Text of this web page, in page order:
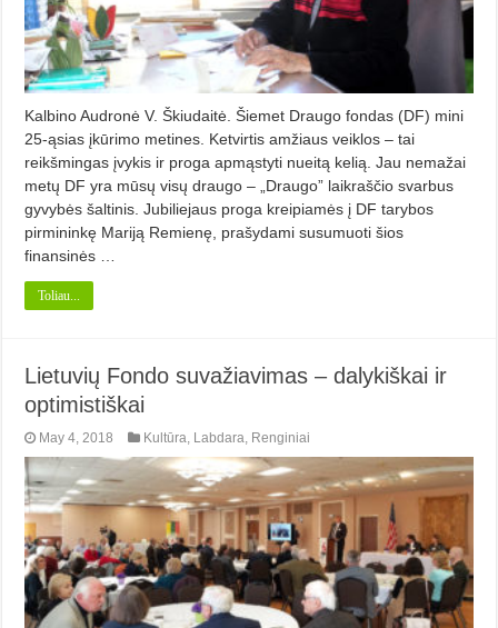
Kalbino Audronė V. Škiudaitė. Šiemet Draugo fondas (DF) mini
25-ąsias įkūrimo metines. Ketvirtis amžiaus veiklos – tai
reikšmingas įvykis ir proga apmąstyti nueitą kelią. Jau nemažai
metų DF yra mūsų visų draugo – „Draugo” laikraščio svarbus
gyvybės šaltinis. Jubiliejaus proga kreipiamės į DF tarybos
pirmi­ninkę Mariją Remienę, prašydami susumuoti šios
finansinės …
Toliau...
Lietuvių Fondo suvažiavimas – dalykiškai ir
optimistiškai
May 4, 2018 Kultūra Labdara Renginiai